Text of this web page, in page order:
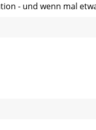
- und wenn mal